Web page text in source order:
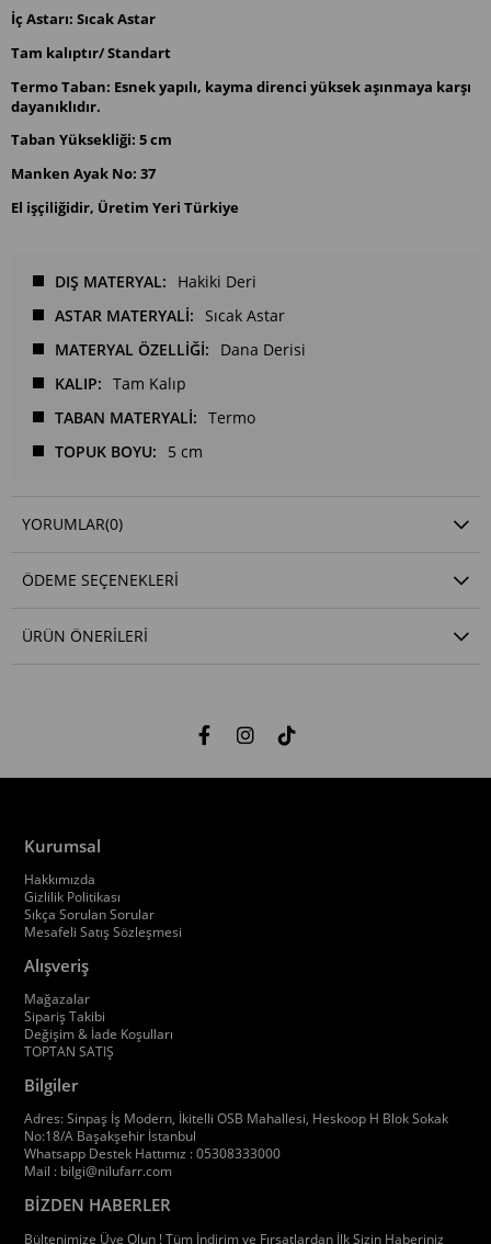
İç Astarı: Sıcak Astar
Tam kalıptır/ Standart
Termo Taban: Esnek yapılı, kayma direnci yüksek aşınmaya karşı
dayanıklıdır.
Taban Yüksekliği: 5 cm
Manken Ayak No: 37
El işçiliğidir, Üretim Yeri Türkiye
DIŞ MATERYAL
Hakiki Deri
ASTAR MATERYALİ
Sıcak Astar
MATERYAL ÖZELLİĞİ
Dana Derisi
KALIP
Tam Kalıp
TABAN MATERYALİ
Termo
TOPUK BOYU
5 cm
YORUMLAR(0)
ÖDEME SEÇENEKLERI
ÜRÜN ÖNERILERI
Kurumsal
Hakkımızda
Gizlilik Politikası
Sıkça Sorulan Sorular
Mesafeli Satış Sözleşmesi
Alışveriş
Mağazalar
Sipariş Takibi
Değişim & İade Koşulları
TOPTAN SATIŞ
Bilgiler
Adres: Sinpaş İş Modern, İkitelli OSB Mahallesi, Heskoop H Blok Sokak
No:18/A Başakşehir İstanbul
Whatsapp Destek Hattımız : 05308333000
Mail : bilgi@nilufarr.com
BİZDEN HABERLER
Bültenimize Üye Olun ! Tüm İndirim ve Fırsatlardan İlk Sizin Haberiniz